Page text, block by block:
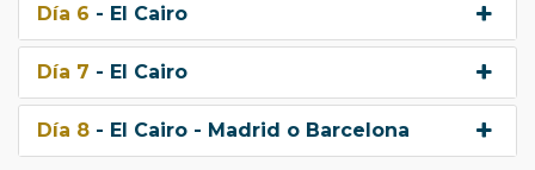
Día 6 - El Cairo
Día 7 - El Cairo
Día 8 - El Cairo - Madrid o Barcelona